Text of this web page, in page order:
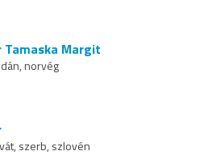
Tamaska Margit
norvég
szerb, szlovén